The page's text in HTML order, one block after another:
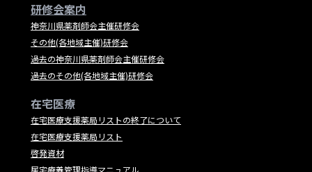
研修会案内
神奈川県薬剤師会主催研修会
その他(各地域主催)研修会
過去の神奈川県薬剤師会主催研修会
過去のその他(各地域主催)研修会
在宅医療
在宅医療支援薬局リストの終了について
在宅医療支援薬局リスト
啓発資材
居宅療養管理指導マニュアル